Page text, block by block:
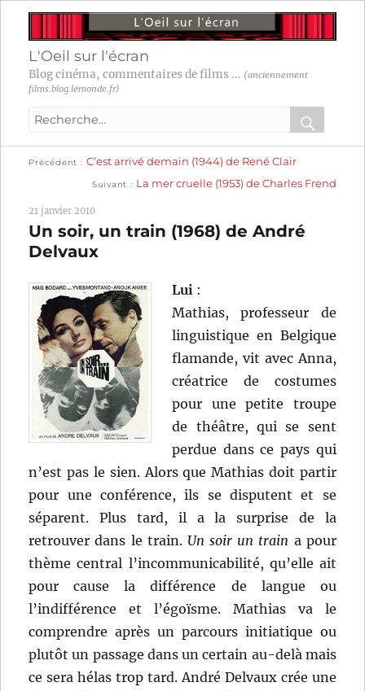
L'Oeil sur l'écran
Blog cinéma, commentaires de films ... (anciennement
films.blog.lemonde.fr)
Recherche
:
OK
Navigation
l’article
Précédent
précédente :
C’est arrivé demain (1944) de René Clair
Suivant
suivante :
La mer cruelle (1953) de Charles Frend
21 janvier 2010
Un soir, un train (1968) de André
Delvaux
Lui :
Mathias, professeur de
linguistique en Belgique
flamande, vit avec Anna,
créatrice de costumes
pour une petite troupe
de théâtre, qui se sent
perdue dans ce pays qui
n’est pas le sien. Alors que Mathias doit partir
pour une conférence, ils se disputent et se
séparent. Plus tard, il a la surprise de la
retrouver dans le train. Un soir un train a pour
thème central l’incommunicabilité, qu’elle ait
pour cause la différence de langue ou
l’indifférence et l’égoïsme. Mathias va le
comprendre après un parcours initiatique ou
plutôt un passage dans un certain au-delà mais
ce sera hélas trop tard. André Delvaux crée une